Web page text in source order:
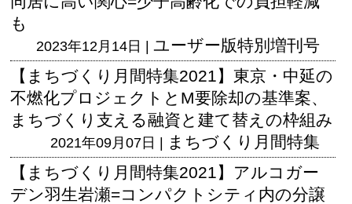
も
2023年12月14日 | ユーザー版特別増刊号
【まちづくり月間特集2021】東京・中延の
不燃化プロジェクトとM要除却の基準案、
まちづくり支える融資と建て替えの枠組み
2021年09月07日 | まちづくり月間特集
【まちづくり月間特集2021】アルコガー
デン羽生岩瀬=コンパクトシティ内の分譲